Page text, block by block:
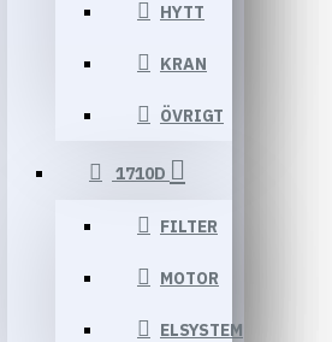
HYTT
KRAN
ÖVRIGT
1710D
FILTER
MOTOR
ELSYSTEM